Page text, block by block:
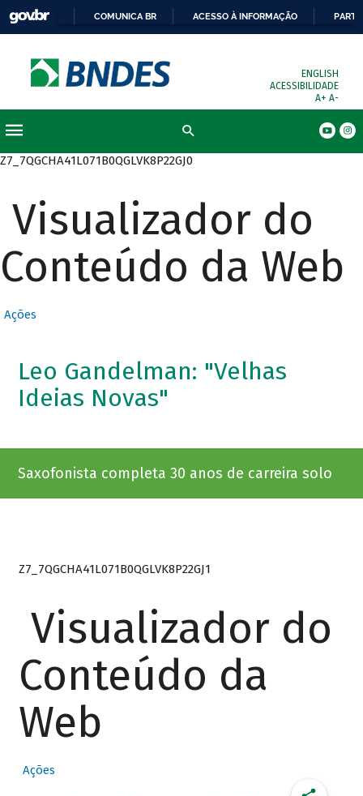
COMUNICA BR ACESSO À INFORMAÇÃO
ENGLISH
ACESSIBILIDADE
A+ A-
Z7_7QGCHA41L071B0QGLVK8P22GJ0
Visualizador do
Conteúdo da Web
Ações
Leo Gandelman: "Velhas
Ideias Novas"
Saxofonista completa 30 anos de carreira solo
Z7_7QGCHA41L071B0QGLVK8P22GJ1
Visualizador do
Conteúdo da
Web
Ações